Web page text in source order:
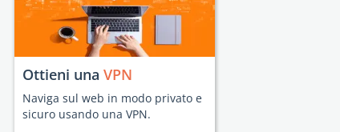
Ottieni una VPN
Naviga sul web in modo privato e
sicuro usando una VPN.